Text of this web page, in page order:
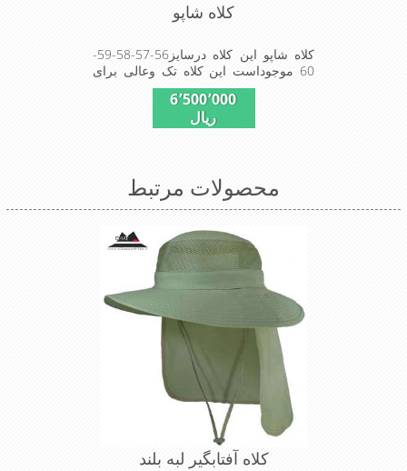
کلاه شاپو
کلاه شاپو این کلاه درسایز56-57-58-59-
60 موجوداست این کلاه تک وعالی برای
مهمانی استMADE IN CHINA
6٬500٬000
ریال
محصولات مرتبط
کلاه آفتابگیر لبه بلند